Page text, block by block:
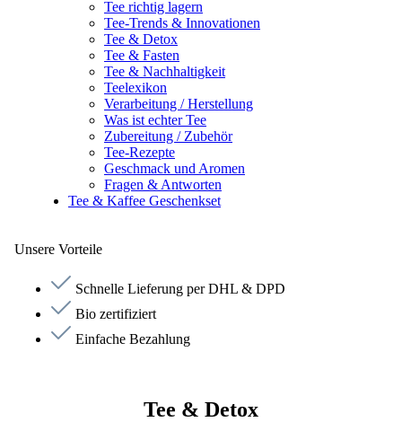
Tee richtig lagern
Tee-Trends & Innovationen
Tee & Detox
Tee & Fasten
Tee & Nachhaltigkeit
Teelexikon
Verarbeitung / Herstellung
Was ist echter Tee
Zubereitung / Zubehör
Tee-Rezepte
Geschmack und Aromen
Fragen & Antworten
Tee & Kaffee Geschenkset
Unsere Vorteile
Schnelle Lieferung per DHL & DPD
Bio zertifiziert
Einfache Bezahlung
Tee & Detox